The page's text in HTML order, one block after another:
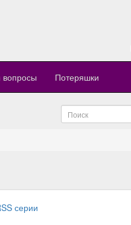
Потеряшки
серии